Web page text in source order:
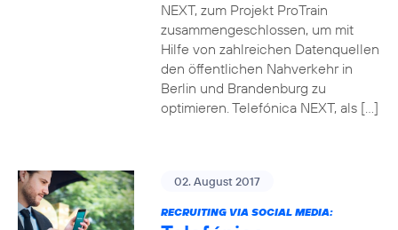
NEXT, zum Projekt ProTrain
zusammengeschlossen, um mit
Hilfe von zahlreichen Datenquellen
den öffentlichen Nahverkehr in
Berlin und Brandenburg zu
optimieren. Telefónica NEXT, als […]
02. August 2017
RECRUITING VIA SOCIAL MEDIA: